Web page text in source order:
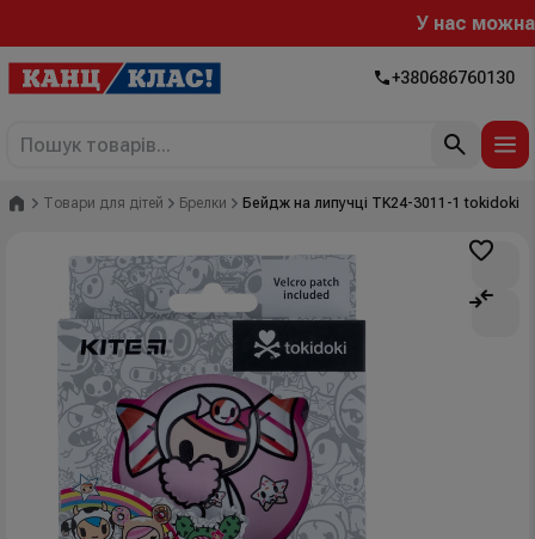
У нас можна
+380686760130
Головна
Товари для дітей Брелки Бейдж на липучці TK24-3011-1 tokidoki